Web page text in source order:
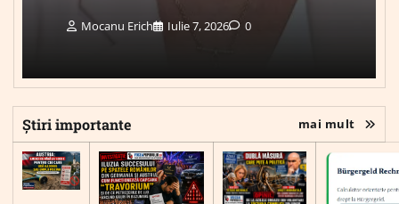
Mocanu Erich Iulie 7, 2026 0
Știri importante mai mult